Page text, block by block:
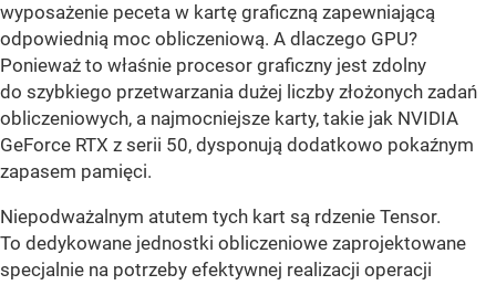
wyposażenie peceta w kartę graficzną zapewniającą
odpowiednią moc obliczeniową. A dlaczego GPU?
Ponieważ to właśnie procesor graficzny jest zdolny
do szybkiego przetwarzania dużej liczby złożonych zadań
obliczeniowych, a najmocniejsze karty, takie jak NVIDIA
GeForce RTX z serii 50, dysponują dodatkowo pokaźnym
zapasem pamięci.
Niepodważalnym atutem tych kart są rdzenie Tensor.
To dedykowane jednostki obliczeniowe zaprojektowane
specjalnie na potrzeby efektywnej realizacji operacji